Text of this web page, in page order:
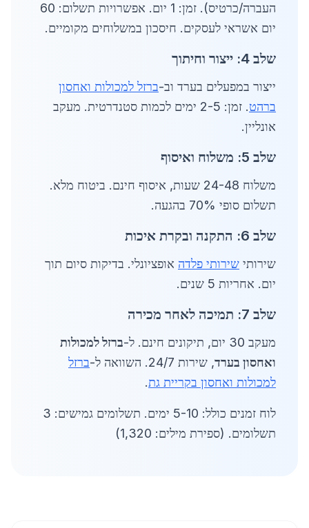
העברה/כרטיס). זמן: 1 יום. אפשרויות תשלום: 60
יום אשראי לעסקים. חיסכון במשלוחים מקומיים.
שלב 4: ייצור וחיתוך
ייצור במפעלים בערד וב-ברזל למכולות ואחסון
ברהט
. זמן: 2-5 ימים לכמות סטנדרטית. מעקב
אונליין.
שלב 5: משלוח ואיסוף
משלוח 24-48 שעות, איסוף חינם. ביטוח מלא.
תשלום סופי 70% בהגעה.
שלב 6: התקנה ובקרת איכות
שירותי שירותי פלדה אופציונלי. בדיקות סיום תוך
יום. אחריות 5 שנים.
שלב 7: תמיכה לאחר מכירה
מעקב 30 יום, תיקונים חינם. ל-
ברזל למכולות
ואחסון בערד, שירות 24/7. השוואה ל-
ברזל
למכולות ואחסון בקריית גת.
לוח זמנים כולל: 5-10 ימים. תשלומים גמישים: 3
תשלומים. (ספירת מילים: 1,320)